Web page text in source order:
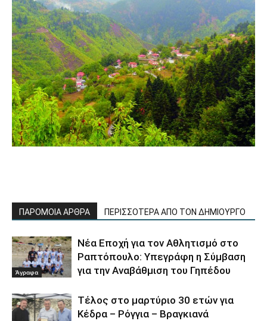
ΠΑΡΟΜΟΙΑ ΑΡΘΡΑ ΠΕΡΙΣΣΟΤΕΡΑ ΑΠΟ ΤΟΝ ΔΗΜΙΟΥΡΓΟ
Άγραφα
Νέα Εποχή για τον Αθλητισμό στο
Ραπτόπουλο: Υπεγράφη η Σύμβαση
για την Αναβάθμιση του Γηπέδου
Τέλος στο μαρτύριο 30 ετών για
Κέδρα – Ρόγγια – Βραγκιανά